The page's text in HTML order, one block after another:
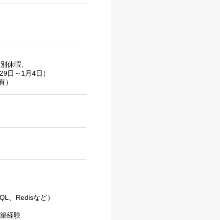
休暇、
日～1月4日）
）
、Redisなど）
経験